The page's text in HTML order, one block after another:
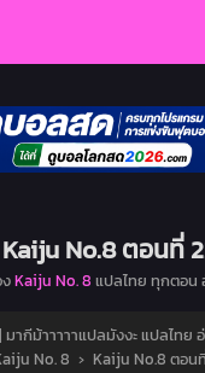
Kaiju No.8 ตอนที่
Kaiju No. 8 แปลไทย ทุกตอน
ากีม้าาาาาแปลมังงะ แปลไทย
No. 8 › Kaiju No.8 ตอน